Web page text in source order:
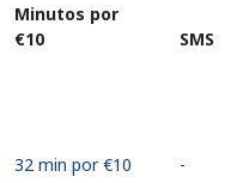
Minutos por
⁦€10⁩
SMS
32 min por ⁦€10⁩ -